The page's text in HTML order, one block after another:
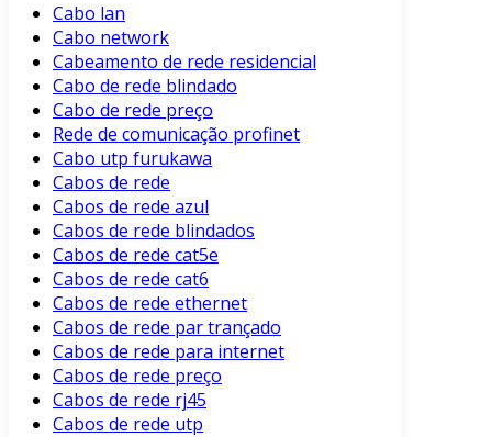
Cabo lan
Cabo network
Cabeamento de rede residencial
Cabo de rede blindado
Cabo de rede preço
Rede de comunicação profinet
Cabo utp furukawa
Cabos de rede
Cabos de rede azul
Cabos de rede blindados
Cabos de rede cat5e
Cabos de rede cat6
Cabos de rede ethernet
Cabos de rede par trançado
Cabos de rede para internet
Cabos de rede preço
Cabos de rede rj45
Cabos de rede utp